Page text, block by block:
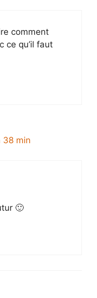
comment
ce qu’il faut
38 min
🙂